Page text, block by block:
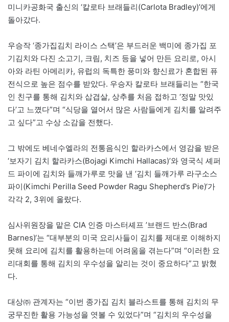
미니카공화국 출신의 ‘칼로타 브래들리(Carlota Bradley)’에게
돌아갔다.
우승작 ‘종가집김치 라이스 스택’은 부드러운 백미에 종가집 포
기김치와 다진 소고기, 크림, 치즈 등을 넣어 만든 요리로, 아시
아와 라틴 아메리카, 유럽의 독특한 풍미와 향신료가 혼합된 퓨
전식으로 높은 점수를 받았다. 우승자 칼로타 브래들리는 “한국
인 친구를 통해 김치와 삽겹살, 상추를 처음 접하고 ‘정말 맛있
다’고 느꼈다”며 “식당을 열어서 많은 사람들에게 김치를 알려주
고 싶다”고 수상 소감을 전했다.
그 밖에도 베네수엘라의 전통음식인 할라카스에서 영감을 받은
‘보자기 김치 할라카스(Bojagi Kimchi Hallacas)’와 영국식 셰퍼
드 파이에 김치와 들깨가루로 맛을 낸 ‘김치 들깨가루 라구소스
파이(Kimchi Perilla Seed Powder Ragu Shepherd’s Pie)‘가
각각 2, 3위에 올랐다.
심사위원장을 맡은 CIA 인증 마스터셰프 ’브랜드 반스(Brad
Barnes)‘는 “대부분의 미국 요리사들이 김치를 제대로 이해하지
못해 요리에 김치를 활용하는데 어려움을 겪는다”며 “이러한 요
리대회를 통해 김치의 우수성을 알리는 것이 중요하다”고 밝혔
다.
대상㈜ 관계자는 “이번 종가집 김치 블라스트를 통해 김치의 무
궁무진한 활용 가능성을 엿볼 수 있었다”며 “김치의 우수성을